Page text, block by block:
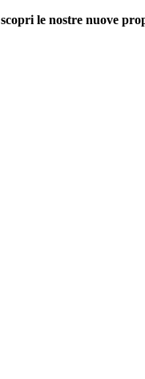
scopri le nostre nuove